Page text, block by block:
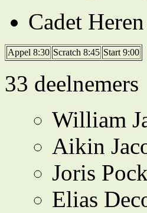
Cadet Heren
Appel 8:30 Scratch 8:45 Start 9:00
33 deelnemers
William
Aikin
Joris
Elias